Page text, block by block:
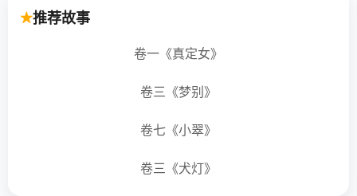
两个哥哥只得打消念头，从旁边走了过去。
不久，他们来到了一个湖泊旁，湖中水面上有许
吃，但小矮子说：“让这些可怜的生灵自由地生存吧，
推荐故事
卷一《真定女》
卷三《梦别》
卷七《小翠》
卷三《犬灯》